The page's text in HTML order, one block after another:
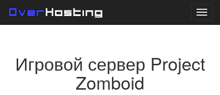
Игровой сервер Project
Zomboid